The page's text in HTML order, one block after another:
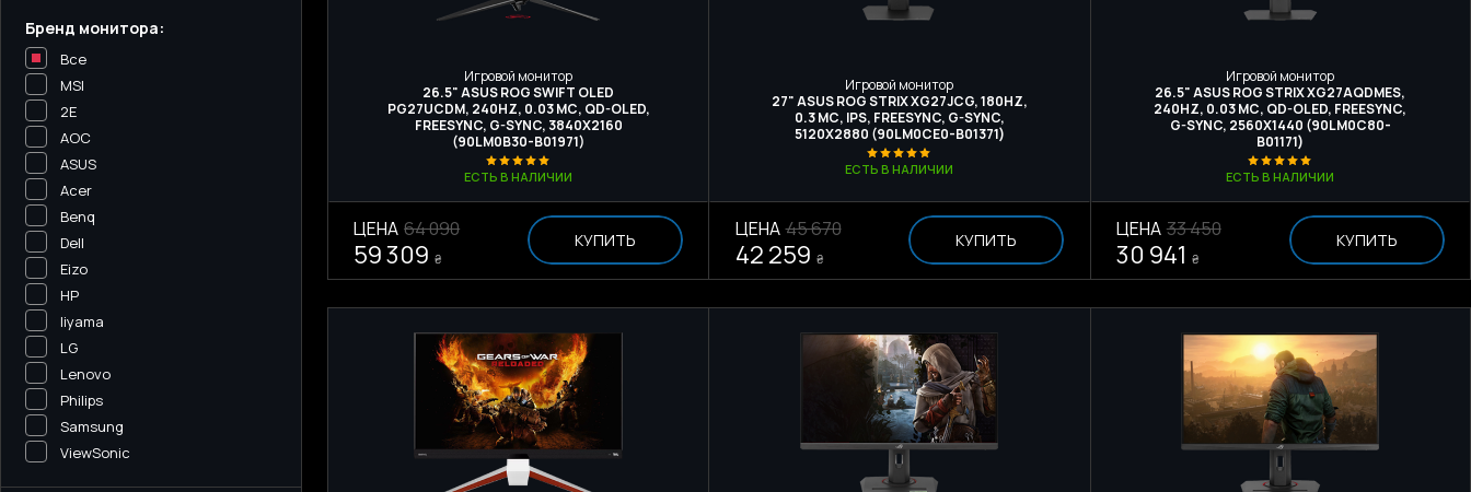
Бренд монитора:
Все
MSI
2E
AOC
ASUS
Acer
Benq
Dell
Eizo
HP
Iiyama
LG
Lenovo
Philips
Samsung
ViewSonic
Игровой монитор
26.5" ASUS ROG SWIFT OLED
PG27UCDM, 240HZ, 0.03 МС, QD-OLED,
FREESYNC, G-SYNC, 3840X2160
(90LM0B30-B01971)
ЕСТЬ В НАЛИЧИИ
ЦЕНА 64 090
59 309 ₴
КУПИТЬ
Игровой монитор
27" ASUS ROG STRIX XG27JCG, 180HZ,
0.3 МС, IPS, FREESYNC, G-SYNC,
5120Х2880 (90LM0CE0-B01371)
ЕСТЬ В НАЛИЧИИ
ЦЕНА 45 670
42 259 ₴
КУПИТЬ
Игровой монитор
26.5" ASUS ROG STRIX XG27AQDMES,
240HZ, 0.03 МС, QD-OLED, FREESYNC,
G-SYNC, 2560Х1440 (90LM0C80-
B01171)
ЕСТЬ В НАЛИЧИИ
ЦЕНА 33 450
30 941 ₴
КУПИТЬ